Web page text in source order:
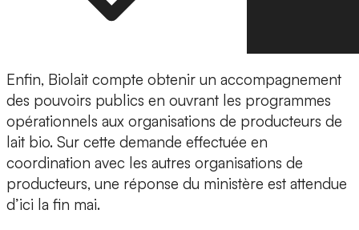
Enfin, Biolait compte obtenir un accompagnement
des pouvoirs publics en ouvrant les programmes
opérationnels aux organisations de producteurs de
lait bio. Sur cette demande effectuée en
coordination avec les autres organisations de
producteurs, une réponse du ministère est attendue
d’ici la fin mai.